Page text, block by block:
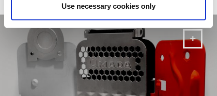
Use necessary cookies only